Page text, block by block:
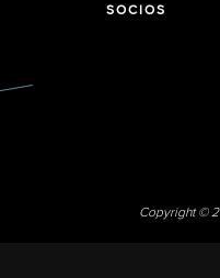
SOCIOS
Copyright ©